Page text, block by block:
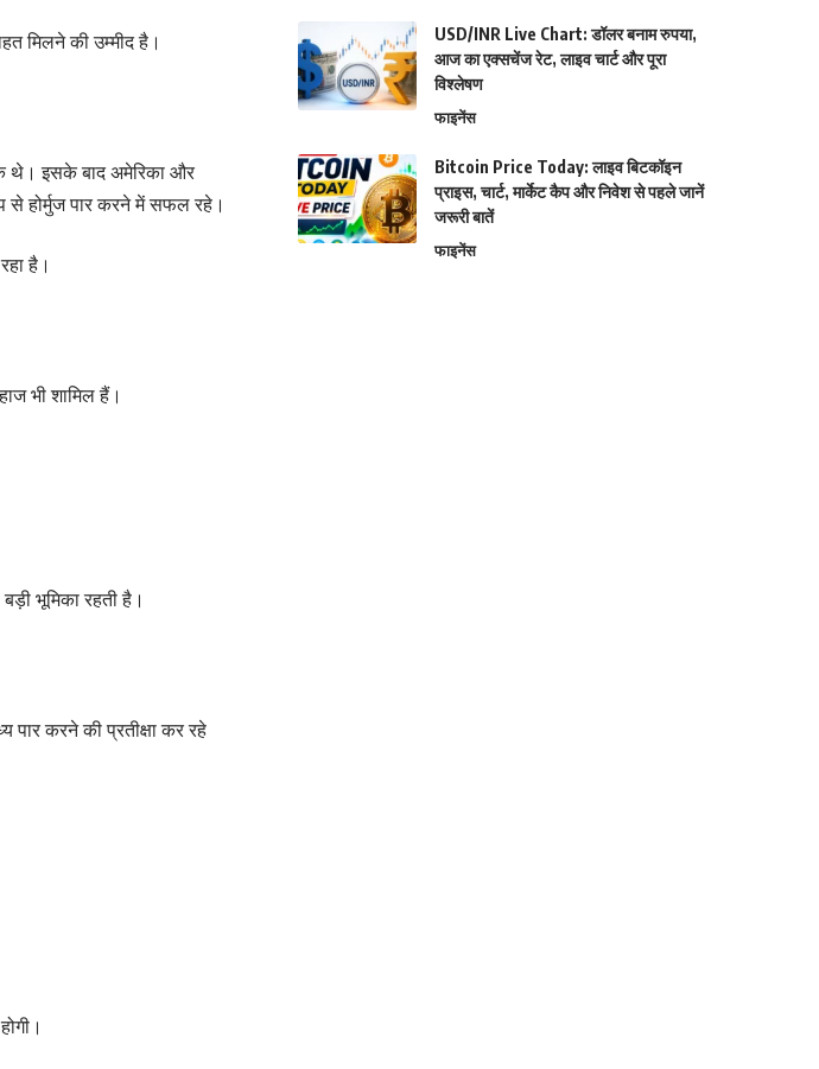
मिलने की उम्मीद है।
थे। इसके बाद अमेरिका और
से होर्मुज पार करने में सफल रहे।
है।
भी शामिल हैं।
भूमिका रहती है।
पार करने की प्रतीक्षा कर रहे
USD/INR Live Chart: डॉलर बनाम रुपया,
आज का एक्सचेंज रेट, लाइव चार्ट और पूरा
विश्लेषण
फाइनेंस
Bitcoin Price Today: लाइव बिटकॉइन
प्राइस, चार्ट, मार्केट कैप और निवेश से पहले जानें
जरूरी बातें
फाइनेंस